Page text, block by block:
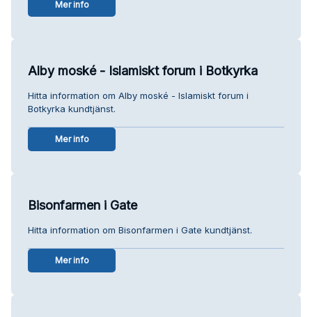
Mer info
Alby moské - Islamiskt forum i Botkyrka
Hitta information om Alby moské - Islamiskt forum i
Botkyrka kundtjänst.
Mer info
Bisonfarmen i Gate
Hitta information om Bisonfarmen i Gate kundtjänst.
Mer info